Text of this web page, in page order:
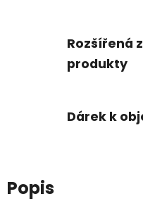
Rozšířená
produkty
Dárek k
Popis